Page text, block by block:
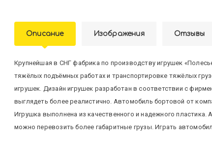
Описание Изображения Отзывы
Крупнейшая в СНГ фабрика по производству игрушек
тяжёлых подъёмных работах и транспортировке тяжёлых
игрушек. Дизайн игрушек разработан в соответствии с
выглядеть более реалистично. Автомобиль бортовой от
Игрушка выполнена из качественного и надежного
можно перевозить более габаритные грузы. Играть